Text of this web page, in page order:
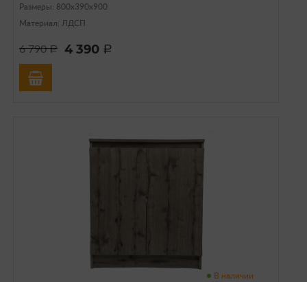
Размеры: 800х390х900
Материал: ЛДСП
6 790a 4 390 a
В наличии